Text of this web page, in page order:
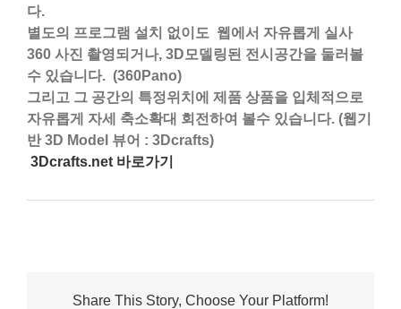
다.
별도의 프로그램 설치 없이도 웹에서 자유롭게 실사
360 사진 촬영되거나, 3D모델링된 전시공간을 둘러볼
수 있습니다. (360Pano)
그리고 그 공간의 특정위치에 제품 상품을 입체적으로
자유롭게 자세 축소확대 회전하여 볼수 있습니다. (웹기
반 3D Model 뷰어 : 3Dcrafts)
3Dcrafts.net 바로가기
Share This Story, Choose Your Platform!